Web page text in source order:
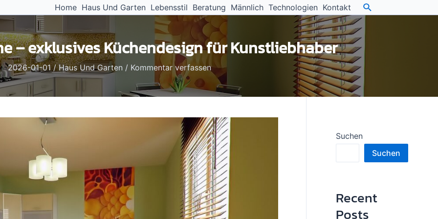
Home Haus Und Garten Lebensstil Beratung Männlich Technologien Kontakt
– exklusives Küchendesign für Kunstliebhaber
2026-01-01/Haus Und Garten / Kommentar verfassen
Suchen
Suchen
Recent
Posts